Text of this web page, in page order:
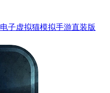
电子虚拟猫模拟手游直装版